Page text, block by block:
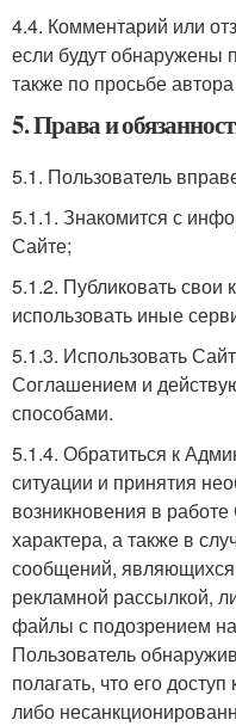
4.4. Комментарий или
если будут обнаружены
также по просьбе
5. Права и
5.1. Пользователь
5.1.1. Знакомится с
Сайте;
5.1.2. Публиковать
использовать иные
5.1.3. Использовать
Соглашением и
способами.
5.1.4. Обратиться к
ситуации и принятия
возникновения в
характера, а также в
сообщений,
рекламной рассылкой,
файлы с подозрением
Пользователь
полагать, что его
либо